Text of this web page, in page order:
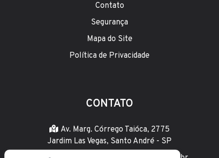
Contato
Segurança
Mapa do Site
Política de Privacidade
CONTATO
Av. Marg. Córrego Taióca, 2775
Jardim Las Vegas, Santo André - SP